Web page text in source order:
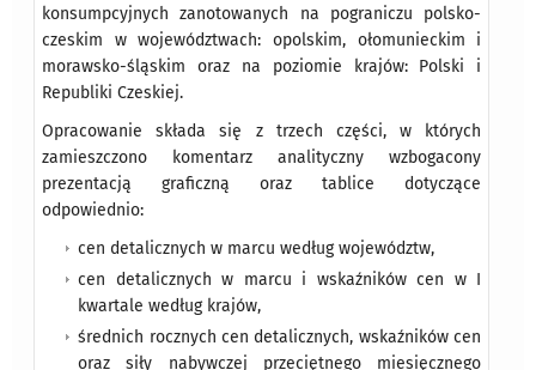
konsumpcyjnych zanotowanych na pograniczu polsko-
czeskim w województwach: opolskim, ołomunieckim i
morawsko-śląskim oraz na poziomie krajów: Polski i
Republiki Czeskiej.
Opracowanie składa się z trzech części, w których
zamieszczono komentarz analityczny wzbogacony
prezentacją graficzną oraz tablice dotyczące
odpowiednio:
cen detalicznych w marcu według województw,
cen detalicznych w marcu i wskaźników cen w I
kwartale według krajów,
średnich rocznych cen detalicznych, wskaźników cen
oraz siły nabywczej przeciętnego miesięcznego